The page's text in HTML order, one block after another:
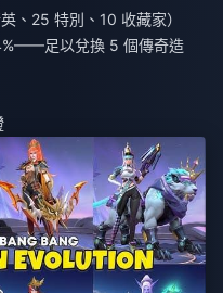
、25 特別、10 收藏家）
足以兌換 5 個傳奇造